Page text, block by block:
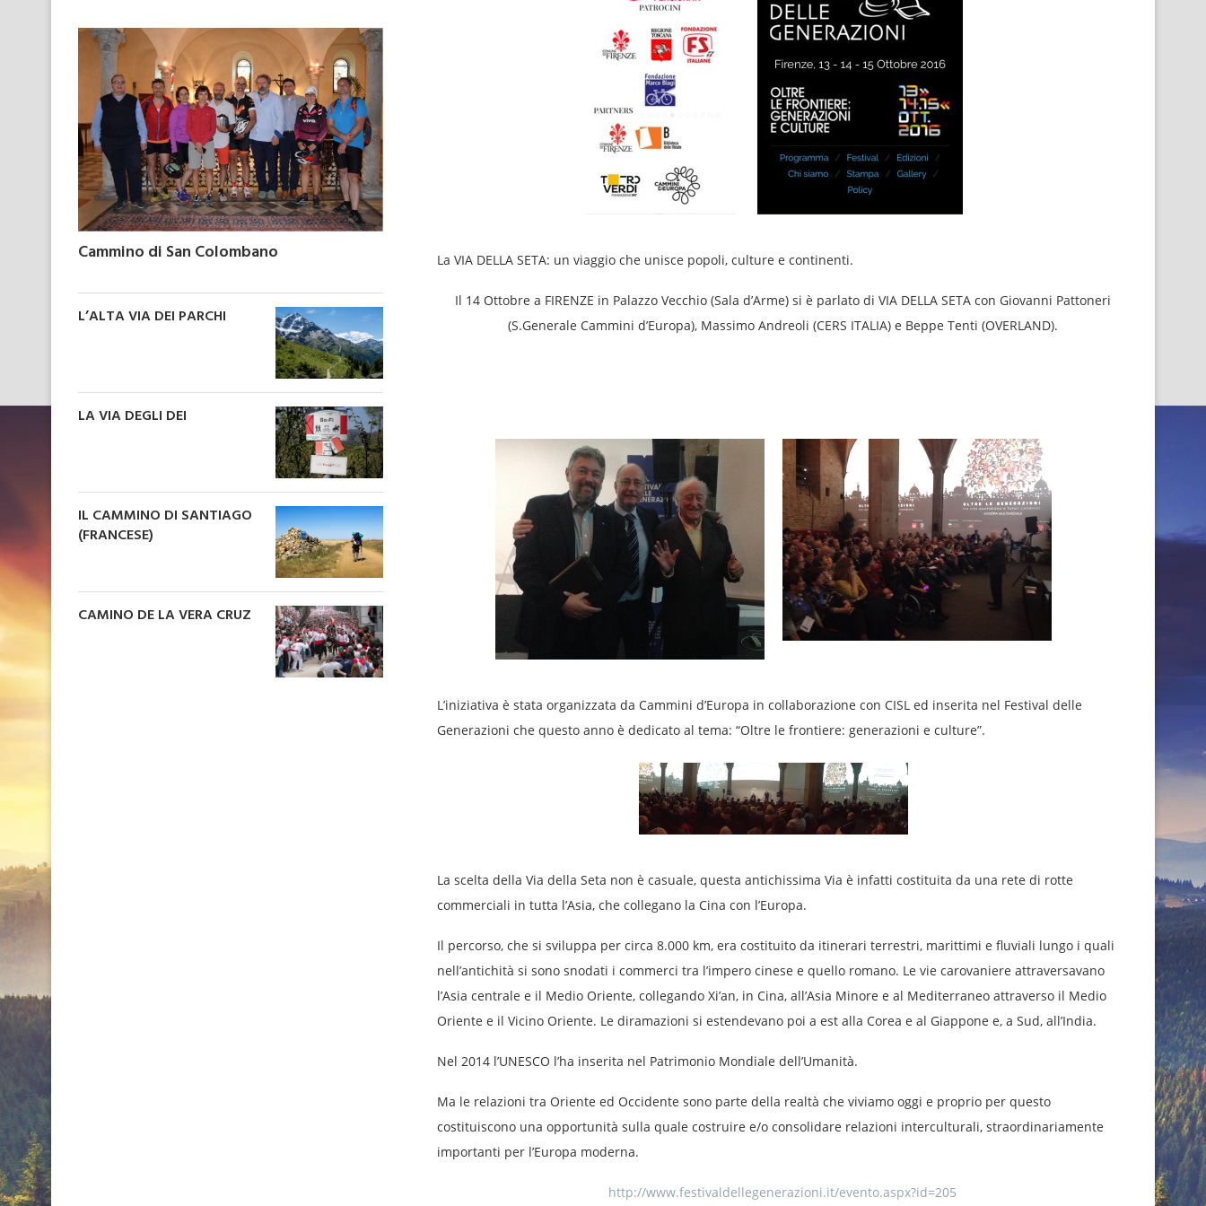
La VIA DELLA SETA: un viaggio che unisce popoli, culture e continenti.
Il 14 Ottobre a FIRENZE in Palazzo Vecchio (Sala d’Arme) si è parlato di VIA DELLA SETA con Giovanni Pattoneri
(S.Generale Cammini d’Europa), Massimo Andreoli (CERS ITALIA) e Beppe Tenti (OVERLAND).
L’iniziativa è stata organizzata da Cammini d’Europa in collaborazione con CISL ed inserita nel Festival delle
Generazioni che questo anno è dedicato al tema: “Oltre le frontiere: generazioni e culture”.
La scelta della Via della Seta non è casuale, questa antichissima Via è infatti costituita da una rete di rotte
commerciali in tutta l’Asia, che collegano la Cina con l’Europa.
Il percorso, che si sviluppa per circa 8.000 km, era costituito da itinerari terrestri, marittimi e fluviali lungo i quali
nell’antichità si sono snodati i commerci tra l’impero cinese e quello romano. Le vie carovaniere attraversavano
l’Asia centrale e il Medio Oriente, collegando Xi’an, in Cina, all’Asia Minore e al Mediterraneo attraverso il Medio
Oriente e il Vicino Oriente. Le diramazioni si estendevano poi a est alla Corea e al Giappone e, a Sud, all’India.
Nel 2014 l’UNESCO l’ha inserita nel Patrimonio Mondiale dell’Umanità.
Ma le relazioni tra Oriente ed Occidente sono parte della realtà che viviamo oggi e proprio per questo
costituiscono una opportunità sulla quale costruire e/o consolidare relazioni interculturali, straordinariamente
importanti per l’Europa moderna.
http://www.festivaldellegenerazioni.it/evento.aspx?id=205
Cammino di San Colombano
L’ALTA VIA DEI PARCHI
LA VIA DEGLI DEI
IL CAMMINO DI SANTIAGO
(FRANCESE)
CAMINO DE LA VERA CRUZ